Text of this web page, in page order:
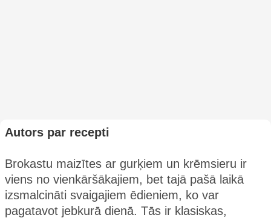
Autors par recepti
Brokastu maizītes ar gurķiem un krēmsieru ir
viens no vienkāršākajiem, bet tajā pašā laikā
izsmalcināti svaigajiem ēdieniem, ko var
pagatavot jebkurā dienā. Tās ir klasiskas,